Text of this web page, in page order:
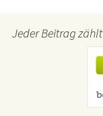
Jeder Beitrag zählt